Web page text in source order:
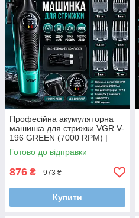
Професійна акумуляторна
машинка для стрижки VGR V-
196 GREEN (7000 RPM) |
Відкритий ножовий блок 360°
та LED-дисплей
Готово до відправки
876 ₴ 973 ₴
Купити